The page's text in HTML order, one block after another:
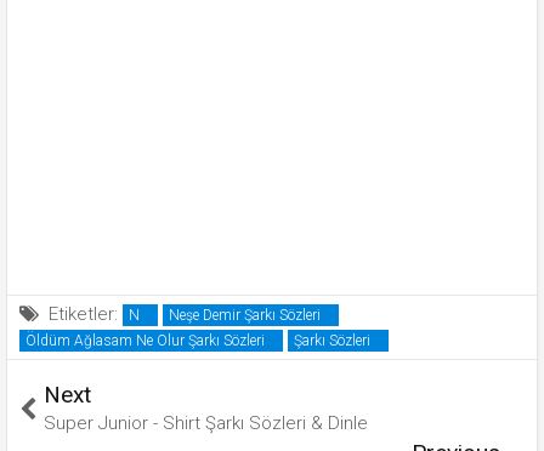
Etiketler: N
Neşe Demir Şarkı Sözleri
Öldüm Ağlasam Ne Olur Şarkı Sözleri
Şarkı Sözleri
Next
Super Junior - Shirt Şarkı Sözleri & Dinle